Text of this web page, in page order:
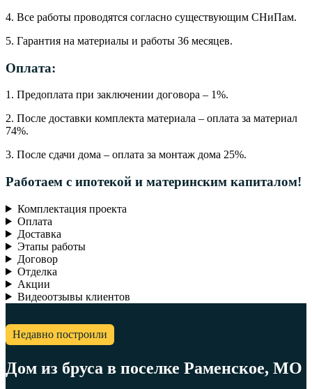
4. Все работы проводятся согласно существующим СНиПам.
5. Гарантия на материалы и работы 36 месяцев.
Оплата:
1. Предоплата при заключении договора – 1%.
2. После доставки комплекта материала – оплата за материал
74%.
3. После сдачи дома – оплата за монтаж дома 25%.
Работаем с ипотекой и материнским капиталом!
Комплектация проекта
Оплата
Доставка
Этапы работы
Договор
Отделка
Акции
Видеоотзывы клиентов
Недавно построили
Дом из бруса в поселке Раменское, МО